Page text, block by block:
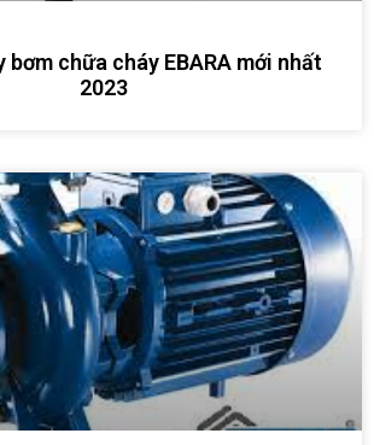
bơm chữa cháy EBARA mới nhất
2023